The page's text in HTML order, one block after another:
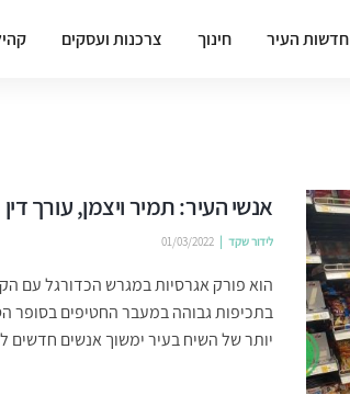
חדשות העיר חינוך צרכנות ועסקים
אנשי העיר: תמיר ויצמן, עורך דין
לידור שקד 01/03/2022
הוא פורק אגרסיות במגרש הכדורגל עם
בתכיפות גבוהה במעבר החטיפים בסופר
יותר של השיח בעיר ימשוך אנשים חדשים